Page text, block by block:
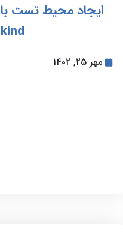
ایجاد محیط تست با
kind
مهر ۲۵, ۱۴۰۲